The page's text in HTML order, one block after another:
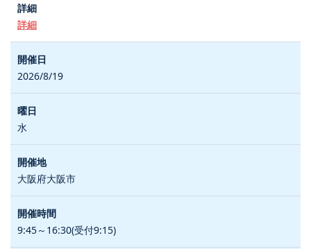
詳細
2026/8/19
水
大阪府大阪市
9:45～16:30(受付9:15)